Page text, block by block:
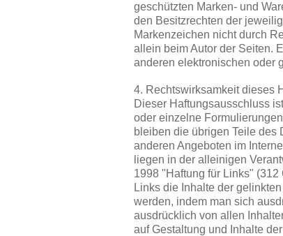
geschützten Marken- und
den Besitzrechten der
Markenzeichen nicht durch
allein beim Autor der Seiten.
anderen elektronischen oder
4. Rechtswirksamkeit dieses
Dieser Haftungsausschluss
oder einzelne
bleiben die übrigen Teile des
anderen Angeboten im
liegen in der alleinigen
1998 "Haftung für Links"
Links die Inhalte der
werden, indem man sich
ausdrücklich von allen
auf Gestaltung und Inhalte